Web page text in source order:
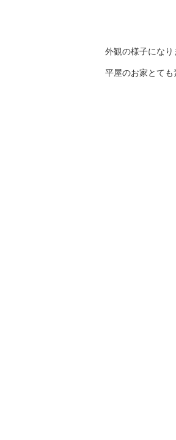
外観の様子になり
平屋のお家とても